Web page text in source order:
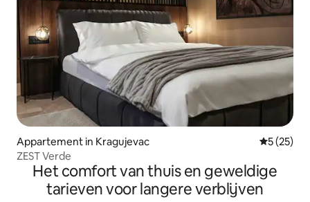
Appartement in Kragujevac
5 (25)
ZEST Verde
Het comfort van thuis en geweldige
tarieven voor langere verblijven